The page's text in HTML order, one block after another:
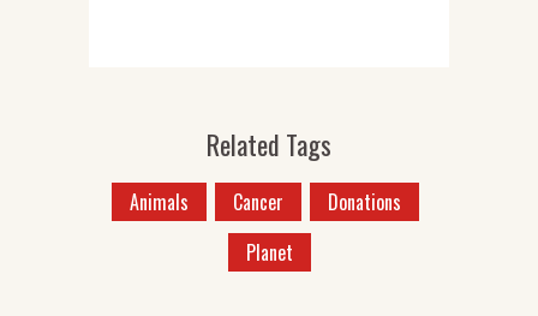
Related Tags
Animals Cancer
Donations
Planet